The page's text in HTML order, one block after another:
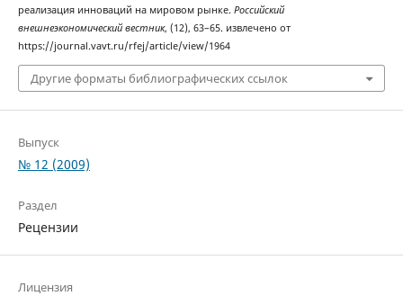
реализация инноваций на мировом рынке. Российский
внешнеэкономический вестник, (12), 63–65. извлечено от
https://journal.vavt.ru/rfej/article/view/1964
Другие форматы библиографических ссылок
Выпуск
№ 12 (2009)
Раздел
Рецензии
Лицензия